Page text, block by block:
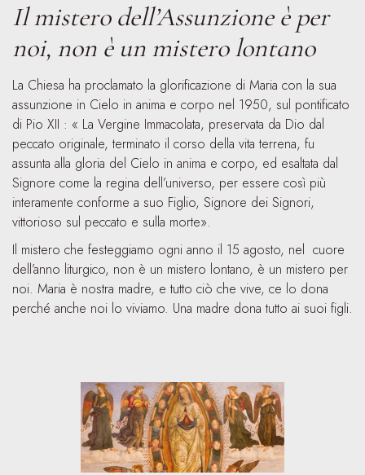
Il mistero dell’Assunzione è per
noi, non è un mistero lontano
La Chiesa ha proclamato la glorificazione di Maria con la sua
assunzione in Cielo in anima e corpo nel 1950, sul pontificato
di Pio XII : « La Vergine Immacolata, preservata da Dio dal
peccato originale, terminato il corso della vita terrena, fu
assunta alla gloria del Cielo in anima e corpo, ed esaltata dal
Signore come la regina dell’universo, per essere così più
interamente conforme a suo Figlio, Signore dei Signori,
vittorioso sul peccato e sulla morte».
Il mistero che festeggiamo ogni anno il 15 agosto, nel cuore
dell’anno liturgico, non è un mistero lontano, è un mistero per
noi. Maria è nostra madre, e tutto ciò che vive, ce lo dona
perché anche noi lo viviamo. Una madre dona tutto ai suoi figli.